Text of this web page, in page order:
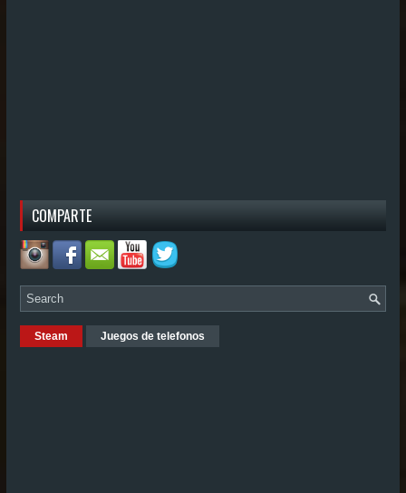
COMPARTE
Steam Juegos de telefonos